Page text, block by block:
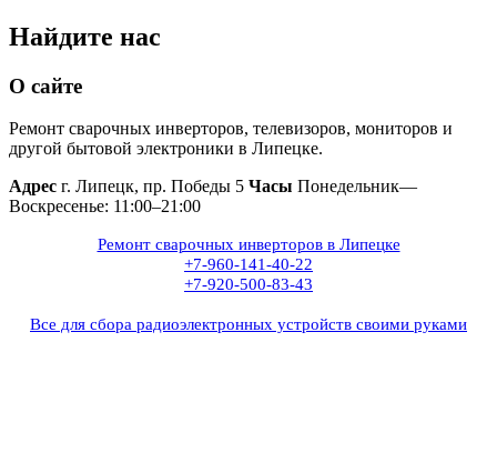
Найдите нас
О сайте
Ремонт сварочных инверторов, телевизоров, мониторов и
другой бытовой электроники в Липецке.
Адрес г. Липецк, пр. Победы 5 Часы Понедельник—
Воскресенье: 11:00–21:00
Ремонт сварочных инверторов в Липецке
+7-960-141-40-22
+7-920-500-83-43
Все для сбора радиоэлектронных устройств своими руками